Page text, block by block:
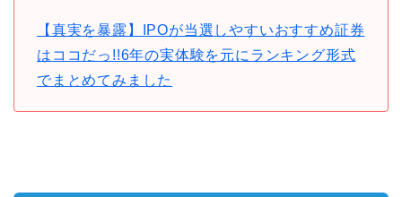
【真実を暴露】IPOが当選しやすいおすすめ証券
はココだっ!!6年の実体験を元にランキング形式
でまとめてみました